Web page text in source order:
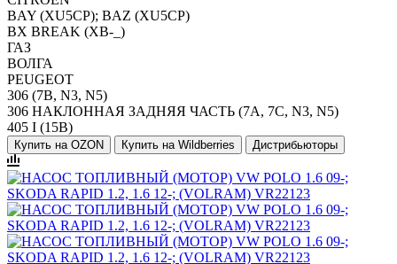
BAY (XU5CP); BAZ (XU5CP)
BX BREAK (XB-_)
ГАЗ
ВОЛГА
PEUGEOT
306 (7B, N3, N5)
306 НАКЛОННАЯ ЗАДНЯЯ ЧАСТЬ (7A, 7C, N3, N5)
405 I (15B)
Купить на OZON Купить на Wildberries Дистрибьюторы